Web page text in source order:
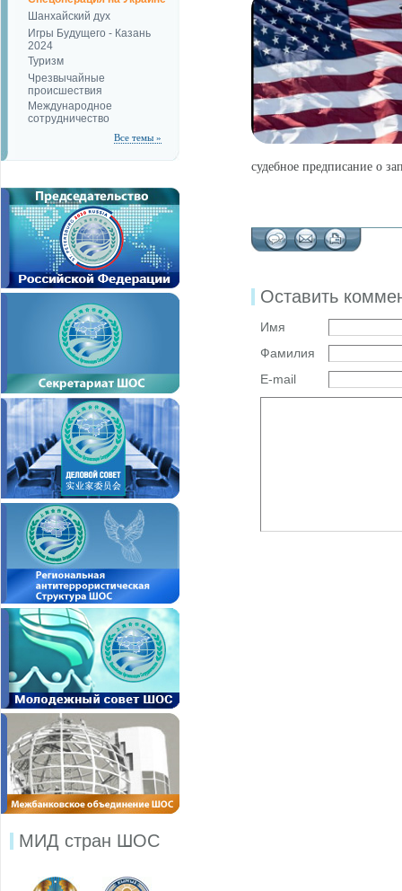
Шанхайский дух
Игры Будущего - Казань
2024
Туризм
Чрезвычайные
происшествия
Международное
сотрудничество
Все темы »
МИД стран ШОС
судебное предписание о
Оставить
Имя
Фамилия
E-mail